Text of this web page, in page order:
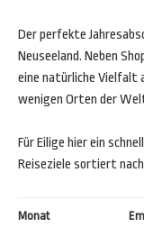
Der perfekte
Neuseeland. Neben
eine natürliche Vielfalt
wenigen Orten der
Für Eilige hier ein
Reiseziele sortiert
Monat